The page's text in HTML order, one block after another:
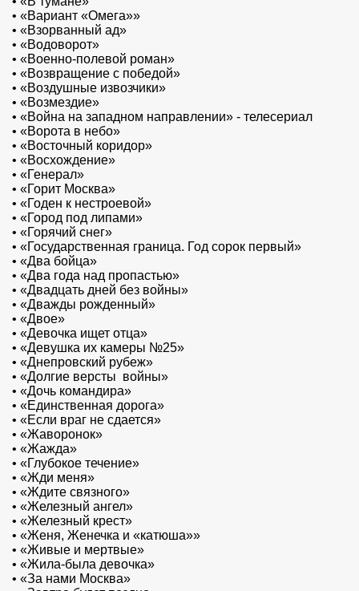
• «Вариант «Омега»»
• «Взорванный ад»
• «Водоворот»
• «Военно-полевой роман»
• «Возвращение с победой»
• «Воздушные извозчики»
• «Возмездие»
• «Война на западном направлении» - телесериал
• «Ворота в небо»
• «Восточный коридор»
• «Восхождение»
• «Генерал»
• «Горит Москва»
• «Годен к нестроевой»
• «Город под липами»
• «Горячий снег»
• «Государственная граница. Год сорок первый»
• «Два бойца»
• «Два года над пропастью»
• «Двадцать дней без войны»
• «Дважды рожденный»
• «Двое»
• «Девочка ищет отца»
• «Девушка их камеры №25»
• «Днепровский рубеж»
• «Долгие версты войны»
• «Дочь командира»
• «Единственная дорога»
• «Если враг не сдается»
• «Жаворонок»
• «Жажда»
• «Глубокое течение»
• «Жди меня»
• «Ждите связного»
• «Железный ангел»
• «Железный крест»
• «Женя, Женечка и «катюша»»
• «Живые и мертвые»
• «Жила-была девочка»
• «За нами Москва»